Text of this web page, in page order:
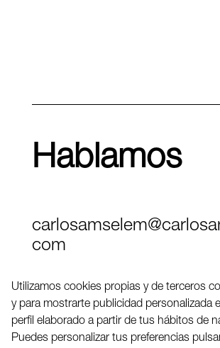
Hablamos
com
Twitter
LinkedIN
Utilizamos cookies propias y de terceros
y para mostrarte publicidad personalizada
perfil elaborado a partir de tus hábitos de
Puedes personalizar tus preferencias